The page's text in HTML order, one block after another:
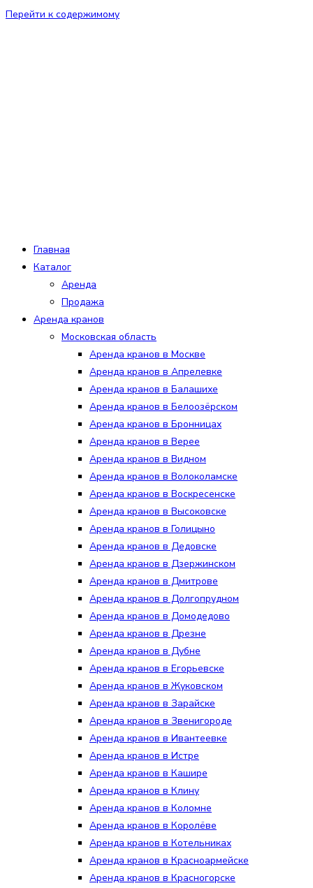
Перейти к содержимому
Главная
Каталог
Аренда
Продажа
Аренда кранов
Московская область
Аренда кранов в Москве
Аренда кранов в Апрелевке
Аренда кранов в Балашихе
Аренда кранов в Белоозёрском
Аренда кранов в Бронницах
Аренда кранов в Верее
Аренда кранов в Видном
Аренда кранов в Волоколамске
Аренда кранов в Воскресенске
Аренда кранов в Высоковске
Аренда кранов в Голицыно
Аренда кранов в Дедовске
Аренда кранов в Дзержинском
Аренда кранов в Дмитрове
Аренда кранов в Долгопрудном
Аренда кранов в Домодедово
Аренда кранов в Дрезне
Аренда кранов в Дубне
Аренда кранов в Егорьевске
Аренда кранов в Жуковском
Аренда кранов в Зарайске
Аренда кранов в Звенигороде
Аренда кранов в Ивантеевке
Аренда кранов в Истре
Аренда кранов в Кашире
Аренда кранов в Клину
Аренда кранов в Коломне
Аренда кранов в Королёве
Аренда кранов в Котельниках
Аренда кранов в Красноармейске
Аренда кранов в Красногорске